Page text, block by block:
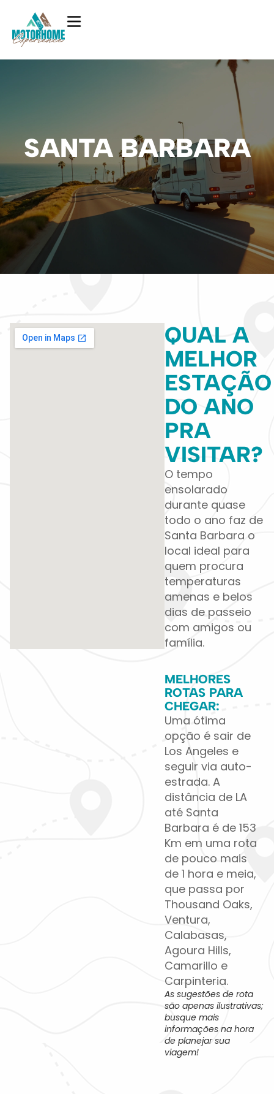
SANTA BARBARA
QUAL A
MELHOR
ESTAÇÃO
DO ANO
PRA
VISITAR?
O tempo
ensolarado
durante quase
todo o ano faz de
Santa Barbara o
local ideal para
quem procura
temperaturas
amenas e belos
dias de passeio
com amigos ou
família.
MELHORES
ROTAS PARA
CHEGAR:
Uma ótima
opção é sair de
Los Angeles e
seguir via auto-
estrada. A
distância de LA
até Santa
Barbara é de 153
Km em uma rota
de pouco mais
de 1 hora e meia,
que passa por
Thousand Oaks,
Ventura,
Calabasas,
Agoura Hills,
Camarillo e
Carpinteria.
As sugestões de rota
são apenas ilustrativas;
busque mais
informações na hora
de planejar sua
viagem!